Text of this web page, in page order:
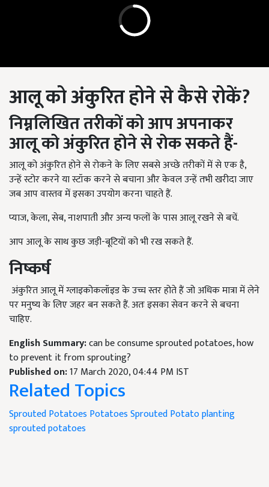
आलू को अंकुरित होने से कैसे रोकें?
निम्नलिखित तरीकों को आप अपनाकर
आलू को अंकुरित होने से रोक सकते हैं-
आलू को अंकुरित होने से रोकने के लिए सबसे अच्छे तरीकों में से एक है,
उन्हें स्टोर करने या स्टॉक करने से बचाना और केवल उन्हें तभी खरीदा जाए
जब आप वास्तव में इसका उपयोग करना चाहते हैं.
प्याज, केला, सेब, नाशपाती और अन्य फलों के पास आलू रखने से बचें.
आप आलू के साथ कुछ जड़ी-बूटियों को भी रख सकते हैं.
निष्कर्ष
अंकुरित आलू में ग्लाइकोकलॉइड के उच्च स्तर होते हैं जो अधिक मात्रा में लेने
पर मनुष्य के लिए जहर बन सकते हैं. अतः इसका सेवन करने से बचना
चाहिए.
English Summary:can be consume sprouted potatoes, how
to prevent it from sprouting?
Published on:17 March 2020, 04:44 PM IST
Related Topics
Sprouted Potatoes PotatoesSprouted Potatoplanting
sprouted potatoes